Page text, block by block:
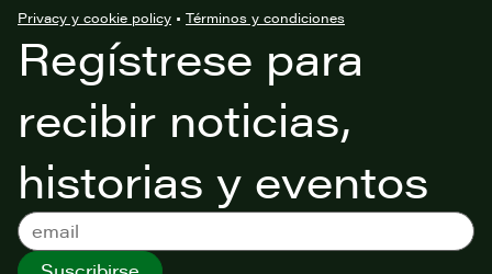
Privacy y cookie policy • Términos y condiciones
Regístrese para
recibir noticias,
historias y eventos